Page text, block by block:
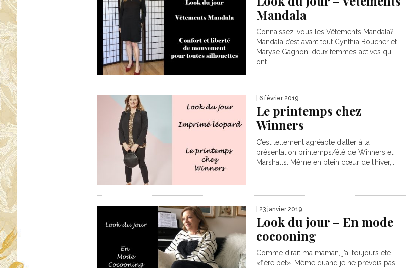
Mandala
Connaissez-vous les Vêtements Mandala?
Mandala c’est avant tout Cynthia Boucher et
Maryse Gagnon, deux femmes actives qui
ont...
| 6 février 2019
Le printemps chez
Winners
C’est tellement agréable d’aller à la
présentation printemps/été de Winners et
Marshalls. Même en plein cœur de l’hiver,...
| 23 janvier 2019
Look du jour – En mode
cocooning
Comme dirait ma maman, j’ai toujours été
«fière pet». Même quand je ne prévois pas